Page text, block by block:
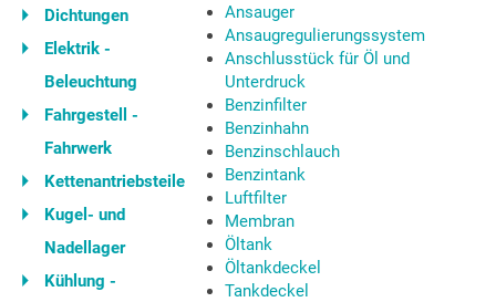
Dichtungen
Elektrik -
Beleuchtung
Fahrgestell -
Fahrwerk
Kettenantriebsteile
Kugel- und
Nadellager
Kühlung -
Ansauger
Ansaugregulierungssystem
Anschlusstück für Öl und
Unterdruck
Benzinfilter
Benzinhahn
Benzinschlauch
Benzintank
Luftfilter
Membran
Öltank
Öltankdeckel
Tankdeckel